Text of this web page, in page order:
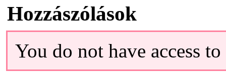
Hozzászólások
You do not have access